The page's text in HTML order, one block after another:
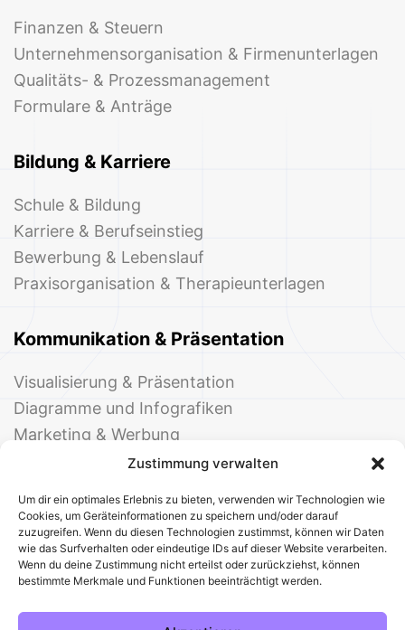
Zustimmung verwalten
Um dir ein optimales Erlebnis zu bieten, verwenden wir Technologien wie
Cookies, um Geräteinformationen zu speichern und/oder darauf
zuzugreifen. Wenn du diesen Technologien zustimmst, können wir Daten
wie das Surfverhalten oder eindeutige IDs auf dieser Website verarbeiten.
Wenn du deine Zustimmung nicht erteilst oder zurückziehst, können
bestimmte Merkmale und Funktionen beeinträchtigt werden.
Finanzen & Steuern
Unternehmensorganisation & Firmenunterlagen
Qualitäts- & Prozessmanagement
Formulare & Anträge
Bildung & Karriere
Schule & Bildung
Karriere & Berufseinstieg
Bewerbung & Lebenslauf
Praxisorganisation & Therapieunterlagen
Kommunikation & Präsentation
Visualisierung & Präsentation
Diagramme und Infografiken
Marketing & Werbung
Events & Einladungen
© 2025 Deine Welt der Office-Vorlagen
Alle VorlagenÜber unsKontakt